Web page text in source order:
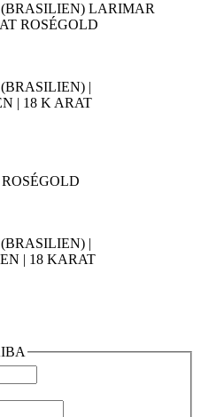
LARIMAR
ROSÉGOLD
|
| 18 K ARAT
|
| 18 KARAT